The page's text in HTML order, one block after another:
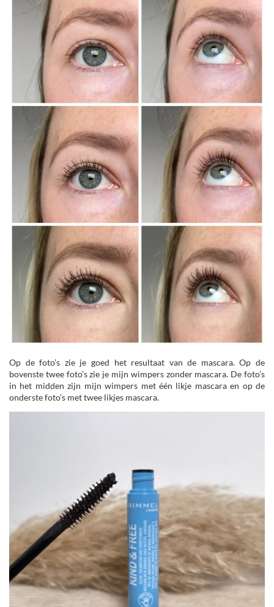
Op de foto’s zie je goed het resultaat van de mascara. Op de
bovenste twee foto’s zie je mijn wimpers zonder mascara. De foto’s
in het midden zijn mijn wimpers met één likje mascara en op de
onderste foto’s met twee likjes mascara.